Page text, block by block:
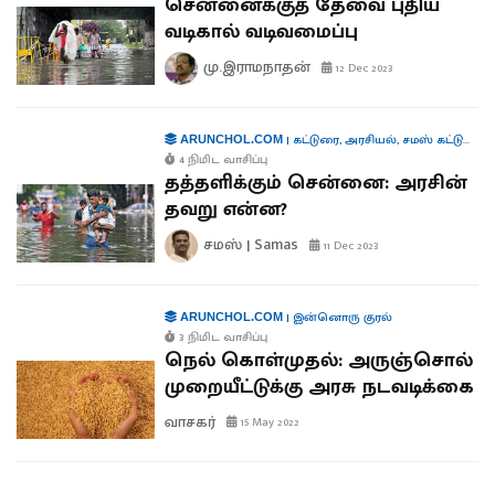
வடிகால் வடிவமைப்பு
மு.இராமநாதன் 12 Dec 2023
ARUNCHOL.COM| கட்டுரை,அரசியல், சமஸ் கட்டுரை
4 நிமிட வாசிப்பு
தத்தளிக்கும் சென்னை: அரசின்
தவறு என்ன?
சமஸ் | Samas 11 Dec 2023
ARUNCHOL.COM| இன்னொரு குரல்
3 நிமிட வாசிப்பு
நெல் கொள்முதல்: அருஞ்சொல்
முறையீட்டுக்கு அரசு நடவடிக்கை
வாசகர் 15 May 2022